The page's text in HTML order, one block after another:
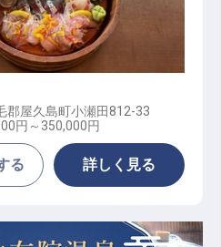
郡屋久島町小瀬田812-33
円～ 350,000円
る 詳しく見る